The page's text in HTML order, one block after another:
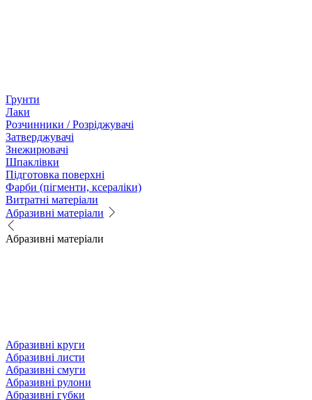
Грунти
Лаки
Розчинники / Розріджувачі
Затверджувачі
Знежирювачі
Шпаклівки
Підготовка поверхні
Фарби (пігменти, ксераліки)
Витратні матеріали
Абразивні матеріали
Абразивні матеріали
Абразивні круги
Абразивні листи
Абразивні смуги
Абразивні рулони
Абразивні губки